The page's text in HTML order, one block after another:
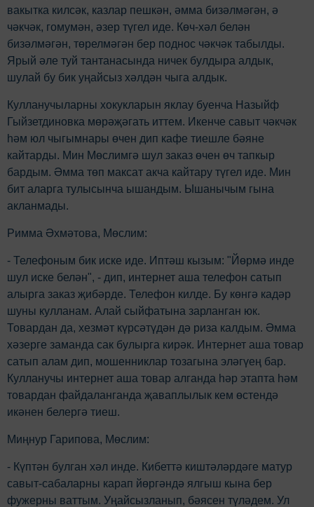
вакытка килсәк, казлар пешкән, әмма бизәлмәгән, ә
чәкчәк, гомумән, әзер түгел иде. Көч-хәл белән
бизәлмәгән, төрелмәгән бер поднос чәкчәк табылды.
Ярый әле туй тантанасында ничек булдыра алдык,
шулай бу бик уңайсыз хәлдән чыга алдык.
Кулланучыларны хокукларын яклау буенча Назыйф
Гыйзетдиновка мөрәҗәгать иттем. Икенче савыт чәкчәк
һәм юл чыгымнары өчен дип кафе тиешле бәяне
кайтарды. Мин Мөслимгә шул заказ өчен өч тапкыр
бардым. Әмма төп максат акча кайтару түгел иде. Мин
бит аларга тулысынча ышандым. Ышанычым гына
акланмады.
Римма Әхмәтова, Мөслим:
- Телефоным бик иске иде. Иптәш кызым: "Йөрмә инде
шул иске белән", - дип, интернет аша телефон сатып
алырга заказ җибәрде. Телефон килде. Бу көнгә кадәр
шуны кулланам. Алай сыйфатына зарланган юк.
Товардан да, хезмәт күрсәтүдән дә риза калдым. Әмма
хәзерге заманда сак булырга кирәк. Интернет аша товар
сатып алам дип, мошенниклар тозагына эләгүең бар.
Кулланучы интернет аша товар алганда һәр этапта һәм
товардан файдаланганда җаваплылык кем өстендә
икәнен белергә тиеш.
Миңнур Гарипова, Мөслим:
- Күптән булган хәл инде. Кибеттә киштәләрдәге матур
савыт-сабаларны карап йөргәндә ялгыш кына бер
фужерны ваттым. Уңайсызланып, бәясен түләдем. Ул